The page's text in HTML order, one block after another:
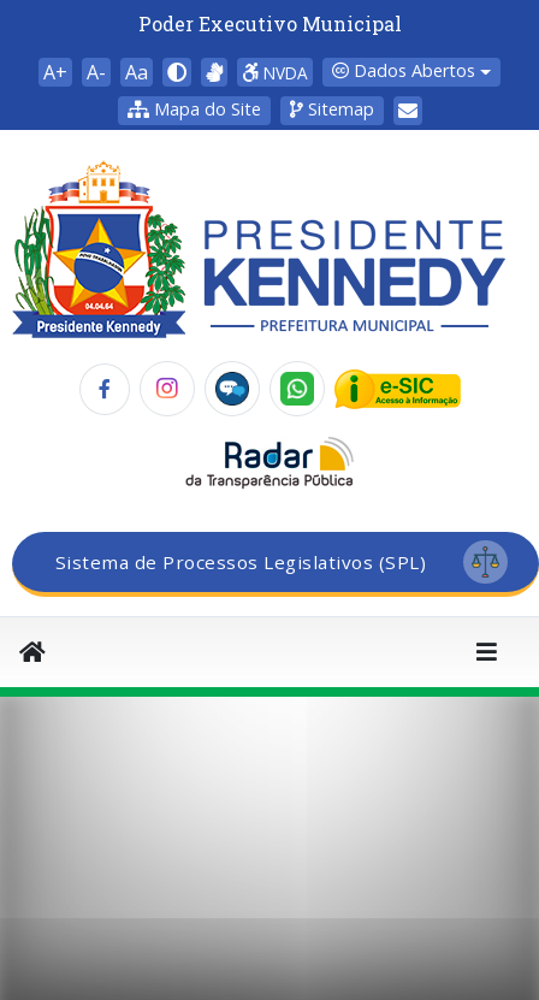
Poder Executivo Municipal
A+ A- Aa NVDA
Dados Abertos
Mapa do Site
Sitemap
Sistema de Processos Legislativos (SPL)